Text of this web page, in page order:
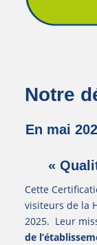
Notre
En mai
«
Cette
visiteurs de la
2025. Leur
de